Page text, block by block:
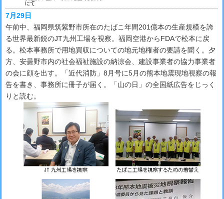
7月29日
午前中、福岡県筑紫野市所在のたばこ年間201億本の生産規模を誇
る世界最新鋭のJT九州工場を視察。福岡空港からFDAで松本に戻
る。松本事務所で用地買収についての地元地権者の要請を聞く。夕
方、安曇野市内の社会福祉施設の納涼会、建設事業者の協力事業者
の会に顔を出す。「近代消防」8月号に5月の熊本地震現地視察の報
告を書き、事務所に冊子が届く。「山の日」の全国紙広告をじっく
りと読む。